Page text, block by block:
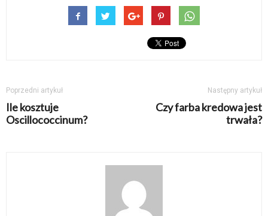
Poprzedni artykuł
Ile kosztuje
Oscillococcinum?
Następny artykuł
Czy farba kredowa jest
trwała?